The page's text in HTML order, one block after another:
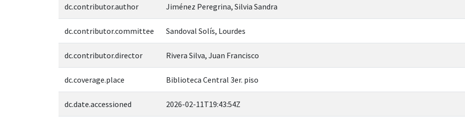
dc.contributor.author Jiménez Peregrina, Silvia Sandra
dc.contributor.committee Sandoval Solís, Lourdes
dc.contributor.director Rivera Silva, Juan Francisco
dc.coverage.place Biblioteca Central 3er. piso
dc.date.accessioned 2026-02-11T19:43:54Z